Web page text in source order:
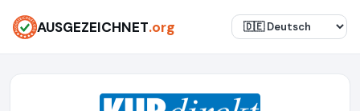
AUSGEZEICHNET.org